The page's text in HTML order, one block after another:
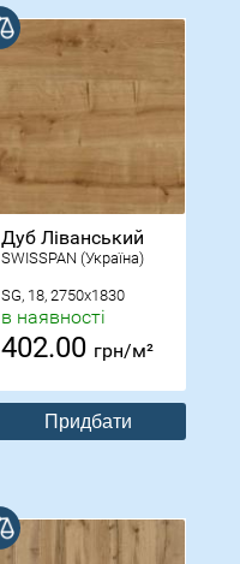
Дуб Ліванський
SWISSPAN (Україна)
SG, 18, 2750x1830
в наявності
402.00 грн/м²
Придбати